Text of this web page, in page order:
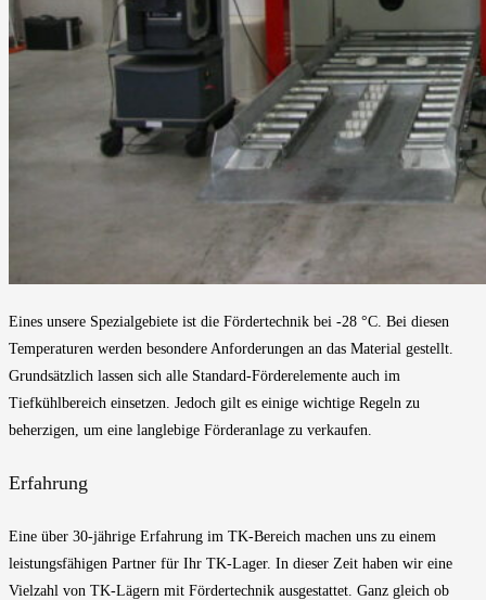
Eines unsere Spezialgebiete ist die Fördertechnik bei -28 °C. Bei diesen
Temperaturen werden besondere Anforderungen an das Material gestellt.
Grundsätzlich lassen sich alle Standard-Förderelemente auch im
Tiefkühlbereich einsetzen. Jedoch gilt es einige wichtige Regeln zu
beherzigen, um eine langlebige Förderanlage zu verkaufen.
Erfahrung
Eine über 30-jährige Erfahrung im TK-Bereich machen uns zu einem
leistungsfähigen Partner für Ihr TK-Lager. In dieser Zeit haben wir eine
Vielzahl von TK-Lägern mit Fördertechnik ausgestattet. Ganz gleich ob